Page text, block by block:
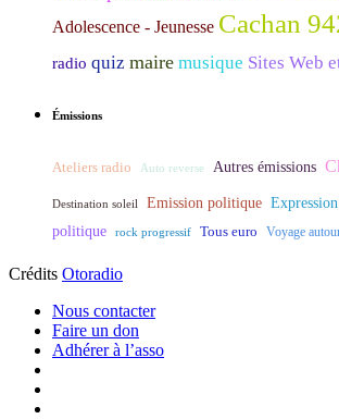
Adolescence - Jeunesse Cachan
radio quiz maire musique Sites Web
Émissions
Ateliers radio Auto reverse Autres émissions
Destination soleil Emission politique
politique rock progressif Tous euro Voyage
Crédits Otoradio
Nous contacter
Faire un don
Adhérer à l’asso